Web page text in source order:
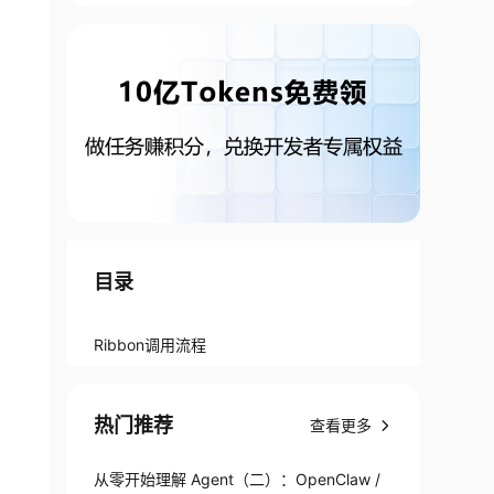
目录
Ribbon调用流程
热门推荐 查看更多
从零开始理解 Agent（二）：OpenClaw /